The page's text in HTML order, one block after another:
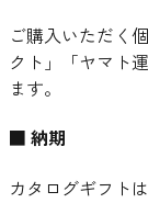
ご購入いただく
クト」「ヤマト
ます。
■ 納期
カタログギフト